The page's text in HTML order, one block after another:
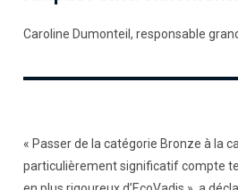
Caroline Dumonteil, responsable
« Passer de la catégorie Bronze à la
particulièrement significatif compte